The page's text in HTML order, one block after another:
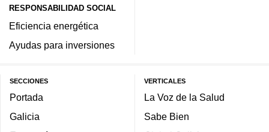
RESPONSABILIDAD SOCIAL
Eficiencia energética
Ayudas para inversiones
SECCIONES
Portada
Galicia
VERTICALES
La Voz de la Salud
Sabe Bien